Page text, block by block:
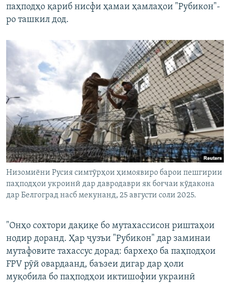
паҳподҳо қариб нисфи ҳамаи ҳамлаҳои "Рубикон"-
ро ташкил дод.
Низомиёни Русия симтӯрҳои ҳимоявиро барои пешгирии
паҳподҳои укроинӣ дар давродаври як боғчаи кӯдакона
дар Белгоград насб мекунанд, 25 августи соли 2025.
"Онҳо сохтори дақиқе бо мутахассисон риштаҳои
нодир доранд. Ҳар ҷузъи "Рубикон" дар заминаи
мутафовите тахассус дорад: бархеҳо ба паҳподҳои
FPV рӯй овардаанд, баъзеи дигар дар ҳоли
муқобила бо паҳподҳои иктишофии украинӣ